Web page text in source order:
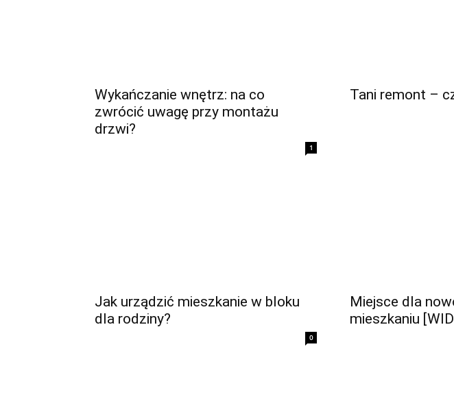
Wykańczanie wnętrz: na co
zwrócić uwagę przy montażu
drzwi?
1
Tani remont –
Jak urządzić mieszkanie w bloku
dla rodziny?
0
Miejsce dla
mieszkaniu